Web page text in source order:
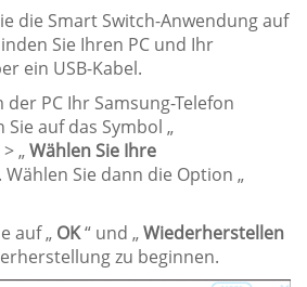
die Smart Switch-Anwendung auf
Sie Ihren PC und Ihr
ein USB-Kabel.
der PC Ihr Samsung-Telefon
auf das Symbol „
> „Wählen Sie Ihre
Wählen Sie dann die Option „
auf „ OK“ und „Wiederherstellen
zu beginnen.